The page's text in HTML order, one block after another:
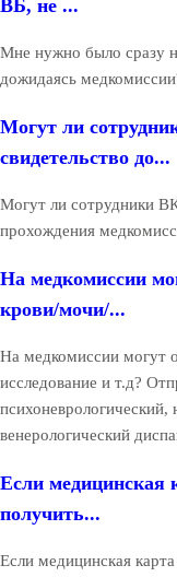
ВБ, не ...
Мне нужно было сразу
дожидаясь
Могут ли
свидетельство до...
Могут ли сотрудники
прохождения
На медкомиссии
крови/мочи/...
На медкомиссии могут
исследование и т.д?
психоневрологический,
венерологический
Если медицинская
получить...
Если медицинская